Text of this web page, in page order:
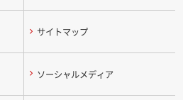
サイトマップ
ソーシャルメディア